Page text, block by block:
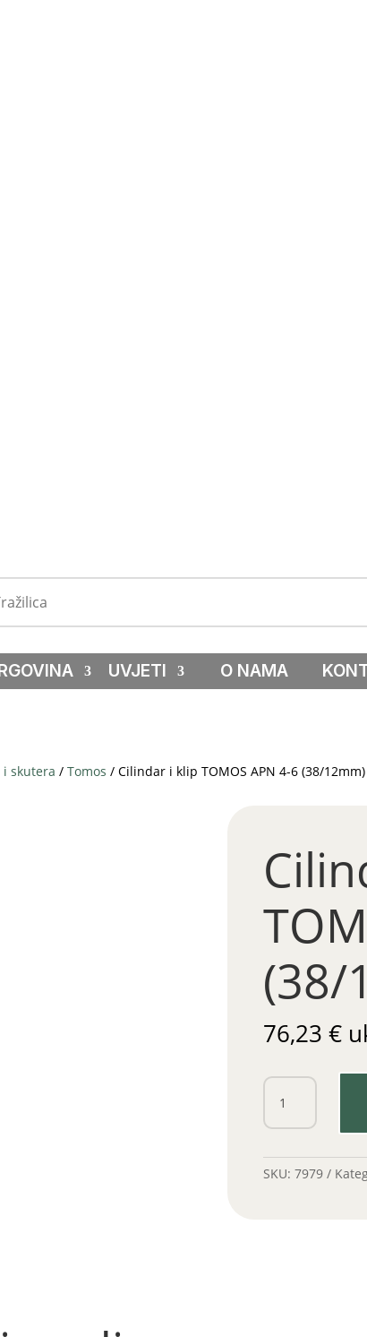
UVJETI O NAMA
skutera /Tomos / Cilindar i klip TOMOS APN 4-6 (38/12mm)
(38/
76,23 €
Cilindar
klip
APN
SKU: 7979